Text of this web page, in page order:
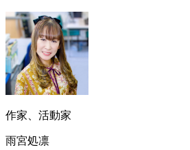
作家、活動家
雨宮処凛